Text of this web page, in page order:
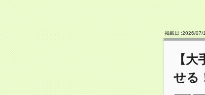
掲載日 :2026/07/
【
せる